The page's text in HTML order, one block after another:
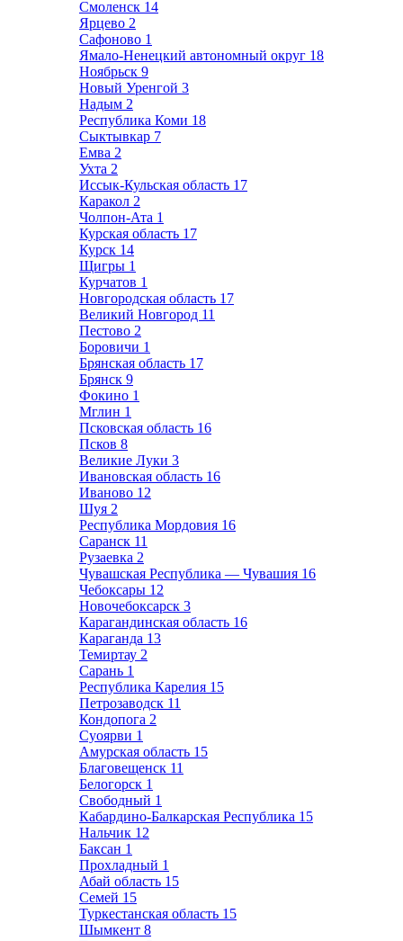
Смоленск 14
Ярцево 2
Сафоново 1
Ямало-Ненецкий автономный округ 18
Ноябрьск 9
Новый Уренгой 3
Надым 2
Республика Коми 18
Сыктывкар 7
Емва 2
Ухта 2
Иссык-Кульская область 17
Каракол 2
Чолпон-Ата 1
Курская область 17
Курск 14
Щигры 1
Курчатов 1
Новгородская область 17
Великий Новгород 11
Пестово 2
Боровичи 1
Брянская область 17
Брянск 9
Фокино 1
Мглин 1
Псковская область 16
Псков 8
Великие Луки 3
Ивановская область 16
Иваново 12
Шуя 2
Республика Мордовия 16
Саранск 11
Рузаевка 2
Чувашская Республика — Чувашия 16
Чебоксары 12
Новочебоксарск 3
Карагандинская область 16
Караганда 13
Темиртау 2
Сарань 1
Республика Карелия 15
Петрозаводск 11
Кондопога 2
Суоярви 1
Амурская область 15
Благовещенск 11
Белогорск 1
Свободный 1
Кабардино-Балкарская Республика 15
Нальчик 12
Баксан 1
Прохладный 1
Абай область 15
Семей 15
Туркестанская область 15
Шымкент 8